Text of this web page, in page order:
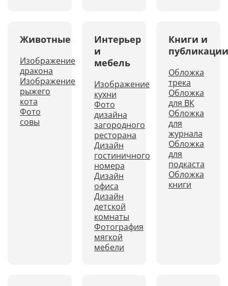
Животные
Изображение
дракона
Изображение
рыжего
кота
Фото
совы
Интерьер
и
мебель
Изображение
кухни
Фото
дизайна
загородного
ресторана
Дизайн
гостиничного
номера
Дизайн
офиса
Дизайн
детской
комнаты
Фотография
мягкой
мебели
Книги и
публикации
Обложка
трека
Обложка
для ВК
Обложка
для
журнала
Обложка
для
подкаста
Обложка
книги